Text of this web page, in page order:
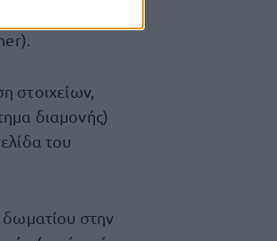
στοιχείων,
διαμονής)
του
δωματίου στην